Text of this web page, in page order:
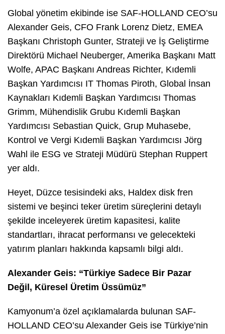
Global yönetim ekibinde ise SAF-HOLLAND CEO’su
Alexander Geis, CFO Frank Lorenz Dietz, EMEA
Başkanı Christoph Gunter, Strateji ve İş Geliştirme
Direktörü Michael Neuberger, Amerika Başkanı Matt
Wolfe, APAC Başkanı Andreas Richter, Kıdemli
Başkan Yardımcısı IT Thomas Piroth, Global İnsan
Kaynakları Kıdemli Başkan Yardımcısı Thomas
Grimm, Mühendislik Grubu Kıdemli Başkan
Yardımcısı Sebastian Quick, Grup Muhasebe,
Kontrol ve Vergi Kıdemli Başkan Yardımcısı Jörg
Wahl ile ESG ve Strateji Müdürü Stephan Ruppert
yer aldı.
Heyet, Düzce tesisindeki aks, Haldex disk fren
sistemi ve beşinci teker üretim süreçlerini detaylı
şekilde inceleyerek üretim kapasitesi, kalite
standartları, ihracat performansı ve gelecekteki
yatırım planları hakkında kapsamlı bilgi aldı.
Alexander Geis: “Türkiye Sadece Bir Pazar
Değil, Küresel Üretim Üssümüz”
Kamyonum’a özel açıklamalarda bulunan SAF-
HOLLAND CEO’su Alexander Geis ise Türkiye’nin